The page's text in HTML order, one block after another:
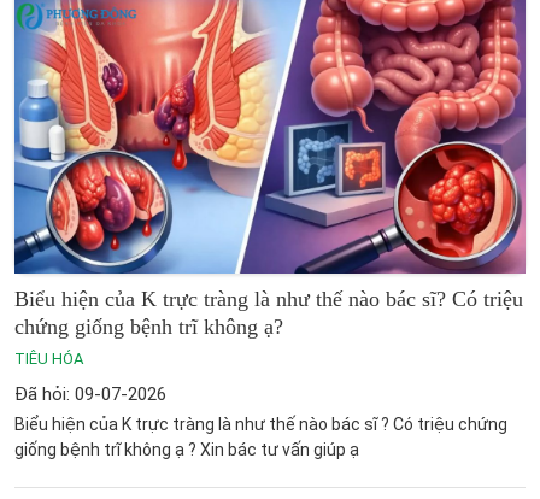
Biểu hiện của K trực tràng là như thế nào bác sĩ? Có triệu
chứng giống bệnh trĩ không ạ?
TIÊU HÓA
Đã hỏi: 09-07-2026
Biểu hiện của K trực tràng là như thế nào bác sĩ ? Có triệu chứng
giống bệnh trĩ không ạ ? Xin bác tư vấn giúp ạ